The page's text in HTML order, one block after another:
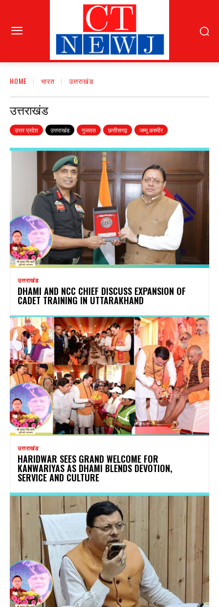
HOME भारत उत्तराखंड
उत्तराखंड
उत्तर प्रदेश उत्तराखंड गुजरात छत्तीसगढ़ जम्मू कश्मीर
उत्तराखंड
DHAMI AND NCC CHIEF DISCUSS EXPANSION OF
CADET TRAINING IN UTTARAKHAND
उत्तराखंड
HARIDWAR SEES GRAND WELCOME FOR
KANWARIYAS AS DHAMI BLENDS DEVOTION,
SERVICE AND CULTURE